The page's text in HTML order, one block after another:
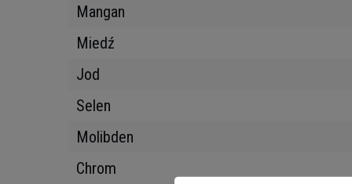
Mangan
Miedź
Jod
Selen
Molibden
Chrom